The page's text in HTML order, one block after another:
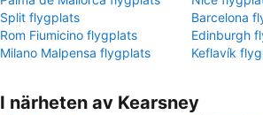
Split flygplats
Barcelona
Rom Fiumicino flygplats
Edinburgh
Milano Malpensa flygplats
Keflavík
I närheten av Kearsney